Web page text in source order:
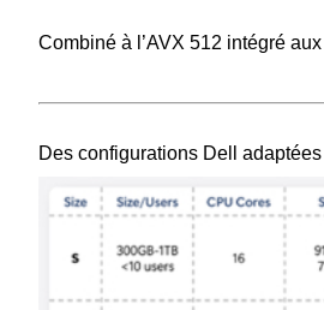
Combiné à l’AVX 512 intégré
Des configurations Dell